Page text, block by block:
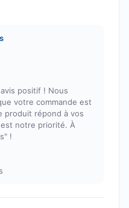
positif ! Nous
votre commande est
produit répond à vos
notre priorité. À
!